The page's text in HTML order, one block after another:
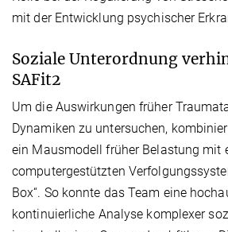
mit der Entwicklung psychischer
Soziale Unterordnung
SAFit2
Um die Auswirkungen früher
Dynamiken zu untersuchen,
ein Mausmodell früher Belastung mit
computergestützten
Box“. So konnte das Team eine
kontinuierliche Analyse komplexer